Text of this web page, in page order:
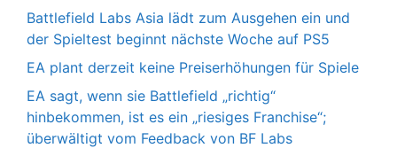
Battlefield Labs Asia lädt zum Ausgehen ein und
der Spieltest beginnt nächste Woche auf PS5
EA plant derzeit keine Preiserhöhungen für Spiele
EA sagt, wenn sie Battlefield „richtig“
hinbekommen, ist es ein „riesiges Franchise“;
überwältigt vom Feedback von BF Labs